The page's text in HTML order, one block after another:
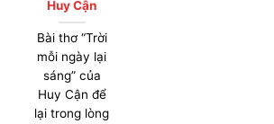
Huy Cận
Bài thơ “Trời
mỗi ngày lại
sáng” của
Huy Cận để
lại trong lòng